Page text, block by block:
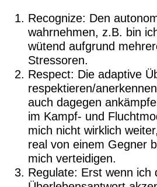
Recognize: Den
wahrnehmen, z.B. bin
wütend aufgrund
Stressoren.
Respect: Die adaptive
respektieren/
auch dagegen
im Kampf- und
mich nicht wirklich
real von einem Gegner
mich verteidigen.
Regulate: Erst wenn ich